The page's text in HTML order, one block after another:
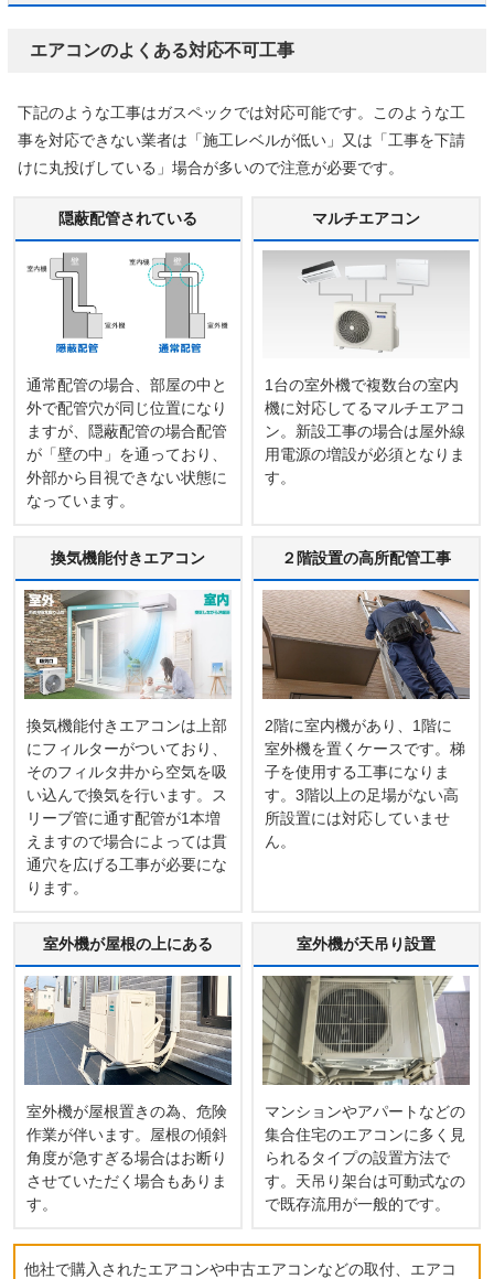
エアコンのよくある対応不可工事
下記のような工事はガスペックでは対応可能です。このような工
事を対応できない業者は「施工レベルが低い」又は「工事を下請
けに丸投げしている」場合が多いので注意が必要です。
隠蔽配管されている
通常配管の場合、部屋の中と
外で配管穴が同じ位置になり
ますが、隠蔽配管の場合配管
が「壁の中」を通っており、
外部から目視できない状態に
なっています。
マルチエアコン
1台の室外機で複数台の室内
機に対応してるマルチエアコ
ン。新設工事の場合は屋外線
用電源の増設が必須となりま
す。
換気機能付きエアコン
換気機能付きエアコンは上部
にフィルターがついており、
そのフィルタ井から空気を吸
い込んで換気を行います。ス
リーブ管に通す配管が1本増
えますので場合によっては貫
通穴を広げる工事が必要にな
ります。
２階設置の高所配管工事
2階に室内機があり、1階に
室外機を置くケースです。梯
子を使用する工事になりま
す。3階以上の足場がない高
所設置には対応していませ
ん。
室外機が屋根の上にある
室外機が屋根置きの為、危険
作業が伴います。屋根の傾斜
角度が急すぎる場合はお断り
させていただく場合もありま
す。
室外機が天吊り設置
マンションやアパートなどの
集合住宅のエアコンに多く見
られるタイプの設置方法で
す。天吊り架台は可動式なの
で既存流用が一般的です。
他社で購入されたエアコンや中古エアコンなどの取付、エアコ